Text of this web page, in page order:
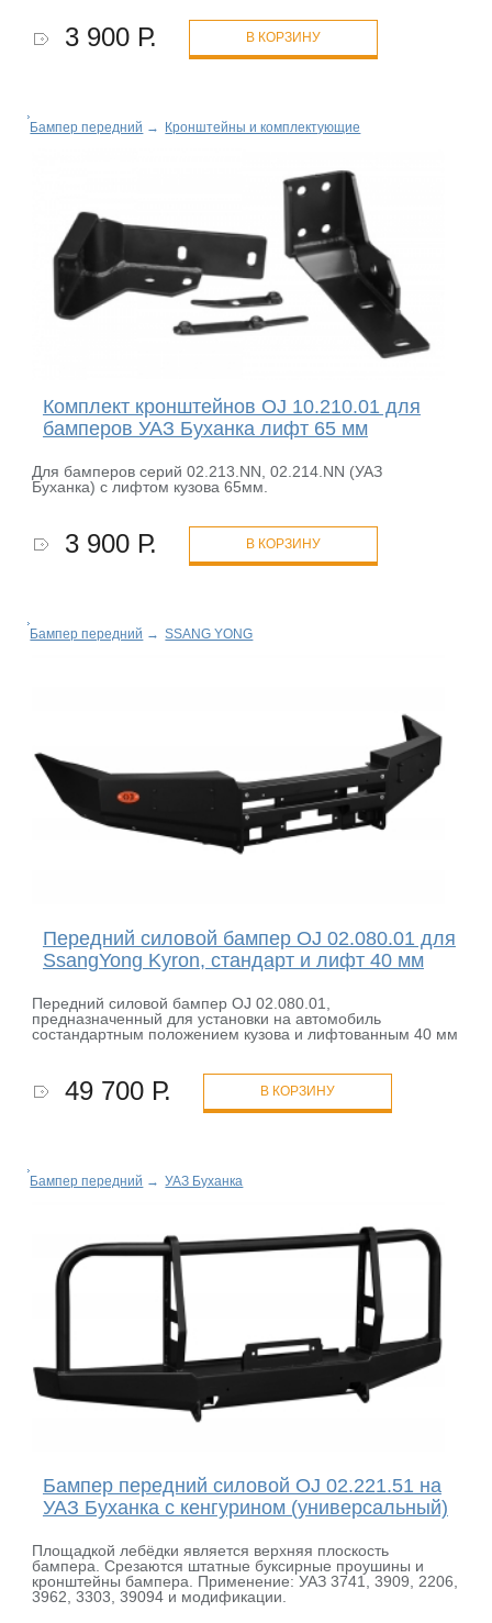
3 900 Р. В КОРЗИНУ
Бампер передний → Кронштейны и комплектующие
Комплект кронштейнов OJ 10.210.01 для
бамперов УАЗ Буханка лифт 65 мм
Для бамперов серий 02.213.NN, 02.214.NN (УАЗ
Буханка) с лифтом кузова 65мм.
3 900 Р. В КОРЗИНУ
Бампер передний → SSANG YONG
Передний силовой бампер OJ 02.080.01 для
SsangYong Kyron, стандарт и лифт 40 мм
Передний силовой бампер OJ 02.080.01,
предназначенный для установки на автомобиль
состандартным положением кузова и лифтованным 40 мм
49 700 Р. В КОРЗИНУ
Бампер передний → УАЗ Буханка
Бампер передний силовой OJ 02.221.51 на
УАЗ Буханка с кенгурином (универсальный)
Площадкой лебёдки является верхняя плоскость
бампера. Срезаются штатные буксирные проушины и
кронштейны бампера. Применение: УАЗ 3741, 3909, 2206,
3962, 3303, 39094 и модификации.